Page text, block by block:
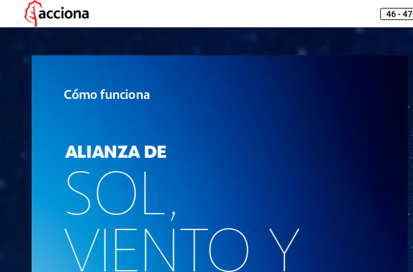
46 - 47
Cómofunciona
ALIANZA DE
SOL,
VIENTO Y